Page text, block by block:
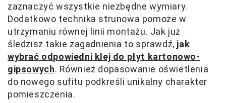
zaznaczyć wszystkie niezbędne wymiary.
Dodatkowo technika strunowa pomoże w
utrzymaniu równej linii montażu. Jak już
śledzisz takie zagadnienia to sprawdź, jak
wybrać odpowiedni klej do płyt kartonowo-
gipsowych. Również dopasowanie oświetlenia
do nowego sufitu podkreśli unikalny charakter
pomieszczenia.